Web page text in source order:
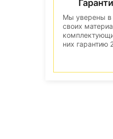
Мы уверены в
своих
них гарантию